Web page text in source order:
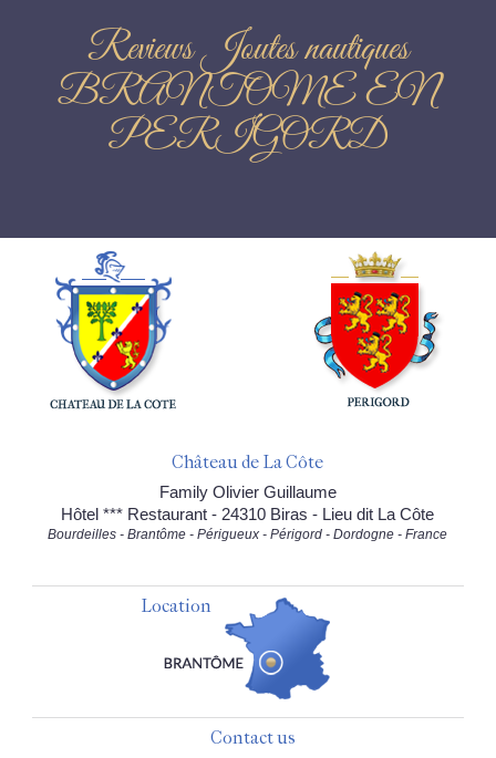
Reviews Joutes nautiques
BRANTOME EN
PERIGORD
Château de La Côte
Family Olivier Guillaume
Hôtel *** Restaurant - 24310 Biras - Lieu dit La Côte
Bourdeilles - Brantôme - Périgueux - Périgord - Dordogne - France
Location
Contact us